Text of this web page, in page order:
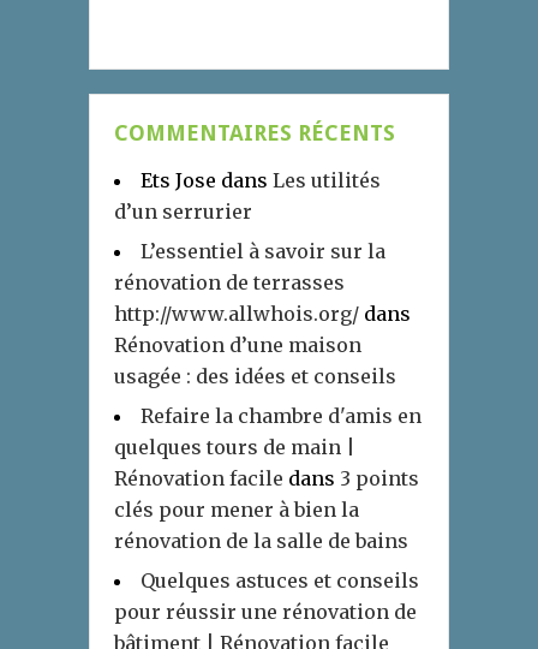
COMMENTAIRES RÉCENTS
Ets Jose dans Les utilités
d’un serrurier
L’essentiel à savoir sur la
rénovation de terrasses
http://www.allwhois.org/ dans
Rénovation d’une maison
usagée : des idées et conseils
Refaire la chambre d'amis en
quelques tours de main |
Rénovation facile dans 3 points
clés pour mener à bien la
rénovation de la salle de bains
Quelques astuces et conseils
pour réussir une rénovation de
bâtiment | Rénovation facile